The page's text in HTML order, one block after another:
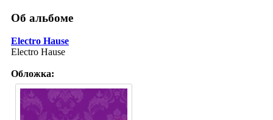
Об альбоме
Electro Hause
Electro Hause
Обложка: